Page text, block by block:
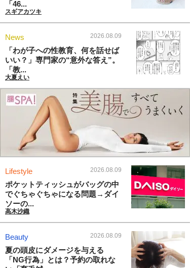
「46...
スギアカツキ
News 2026.08.09
「わが子への性教育、何を話せば
いい？」専門家の“意外な答え”。
「教...
大夏えい
Lifestyle 2026.08.09
ポケットティッシュがバッグの中
でぐちゃぐちゃになる問題→ダイ
ソーの...
高木沙織
Beauty 2026.08.09
夏の頭皮にダメージを与える
「NG行為」とは？予約の取れな